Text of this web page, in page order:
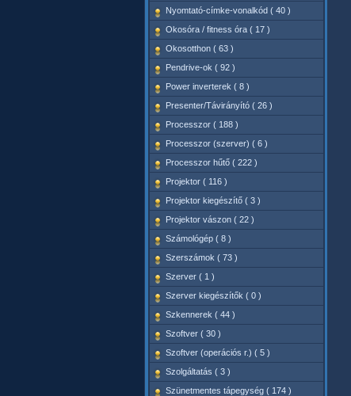
Nyomtató-címke-vonalkód ( 40 )
Okosóra / fitness óra ( 17 )
Okosotthon ( 63 )
Pendrive-ok ( 92 )
Power inverterek ( 8 )
Presenter/Távirányító ( 26 )
Processzor ( 188 )
Processzor (szerver) ( 6 )
Processzor hűtő ( 222 )
Projektor ( 116 )
Projektor kiegészítő ( 3 )
Projektor vászon ( 22 )
Számológép ( 8 )
Szerszámok ( 73 )
Szerver ( 1 )
Szerver kiegészítők ( 0 )
Szkennerek ( 44 )
Szoftver ( 30 )
Szoftver (operációs r.) ( 5 )
Szolgáltatás ( 3 )
Szünetmentes tápegység ( 174 )